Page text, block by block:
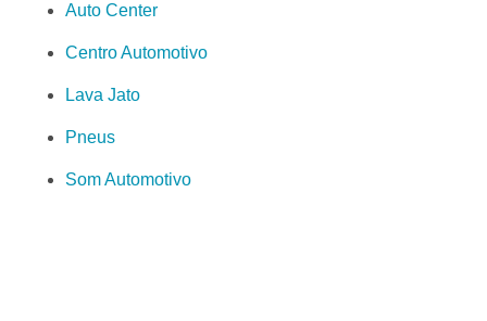
Auto Center
Centro Automotivo
Lava Jato
Pneus
Som Automotivo